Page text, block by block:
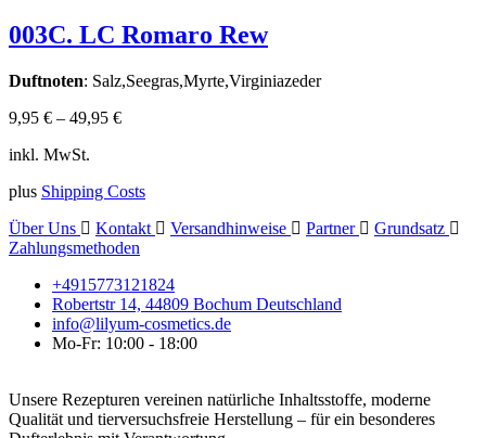
003C. LC Romaro Rew
Duftnoten: Salz,Seegras,Myrte,Virginiazeder
9,95 € – 49,95 €
inkl. MwSt.
plus Shipping Costs
Über Uns
Kontakt Versandhinweise Partner
Grundsatz
Zahlungsmethoden
+4915773121824
Robertstr 14, 44809 Bochum Deutschland
info@lilyum-cosmetics.de
Mo-Fr: 10:00 - 18:00
Unsere Rezepturen vereinen natürliche Inhaltsstoffe, moderne
Qualität und tierversuchsfreie Herstellung – für ein besonderes